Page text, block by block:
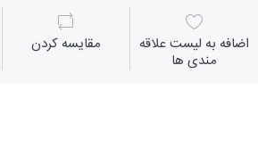
اضافه به لیست علاقه
مندی ها
مقايسه كردن